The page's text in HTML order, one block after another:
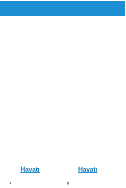
Hayatı Hayatı